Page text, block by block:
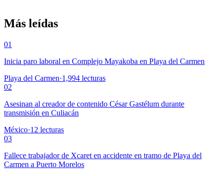
Más leídas
01
Inicia paro laboral en Complejo Mayakoba en Playa del Carmen
Playa del Carmen·1,994 lecturas
02
Asesinan al creador de contenido César Gastélum durante
transmisión en Culiacán
México·12 lecturas
03
Fallece trabajador de Xcaret en accidente en tramo de Playa del
Carmen a Puerto Morelos